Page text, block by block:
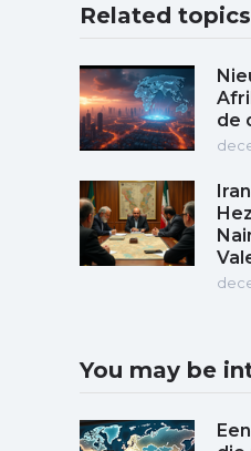
Related topics
de
You may be